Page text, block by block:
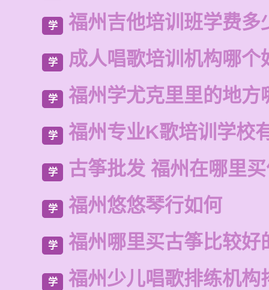
学 福州吉他培训班学费多
学 成人唱歌培训机构哪个
学 福州学尤克里里的地方
学 福州专业K歌培训学校
学 古筝批发 福州在哪里
学 福州悠悠琴行如何
学 福州哪里买古筝比较好
学 福州少儿唱歌排练机构